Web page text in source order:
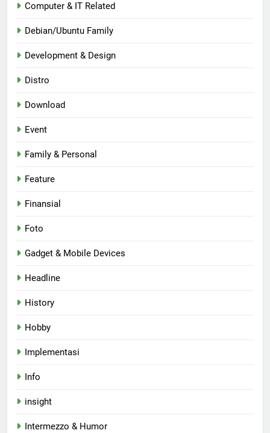
Computer & IT Related
Debian/Ubuntu Family
Development & Design
Distro
Download
Event
Family & Personal
Feature
Finansial
Foto
Gadget & Mobile Devices
Headline
History
Hobby
Implementasi
Info
insight
Intermezzo & Humor